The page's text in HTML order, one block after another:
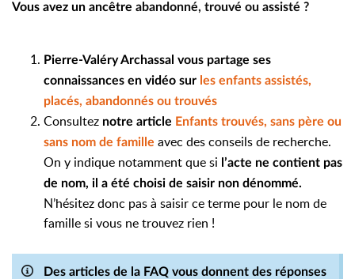
Vous avez un ancêtre abandonné, trouvé ou assisté ?
Pierre-Valéry Archassal vous partage ses
connaissances en vidéo sur es enfants assistés,
placés, abandonnés ou trouvés
Consultez notre article Enfants trouvés, sans père ou
sans nom de famille avec des conseils de recherche.
On y indique notamment que si l’acte ne contient pas
de nom, il a été choisi de saisir non dénommé.
N’hésitez donc pas à saisir ce terme pour le nom de
famille si vous ne trouvez rien !
Des articles de la FAQ vous donnent des réponses